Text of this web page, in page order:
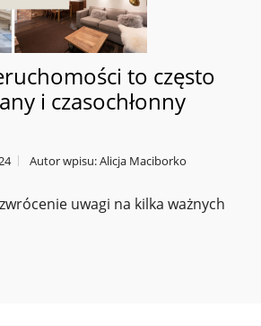
to często
i czasochłonny
Autor wpisu: Alicja Maciborko
uwagi na kilka ważnych